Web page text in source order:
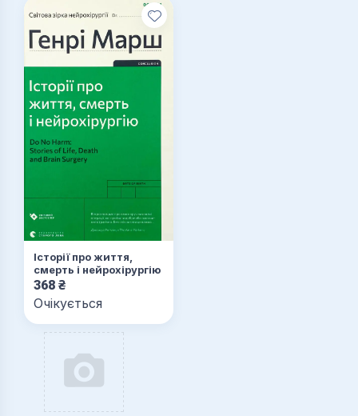
Історії про життя,
смерть і нейрохірургію
368 ₴
Очікується